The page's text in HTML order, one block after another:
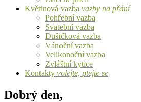
Květinová vazba vazby na přání
Pohřební vazba
Svatební vazba
Dušičková vazba
Vánoční vazba
Velikonoční vazba
Zvláštní kytice
Kontakty volejte, ptejte se
Dobrý den,